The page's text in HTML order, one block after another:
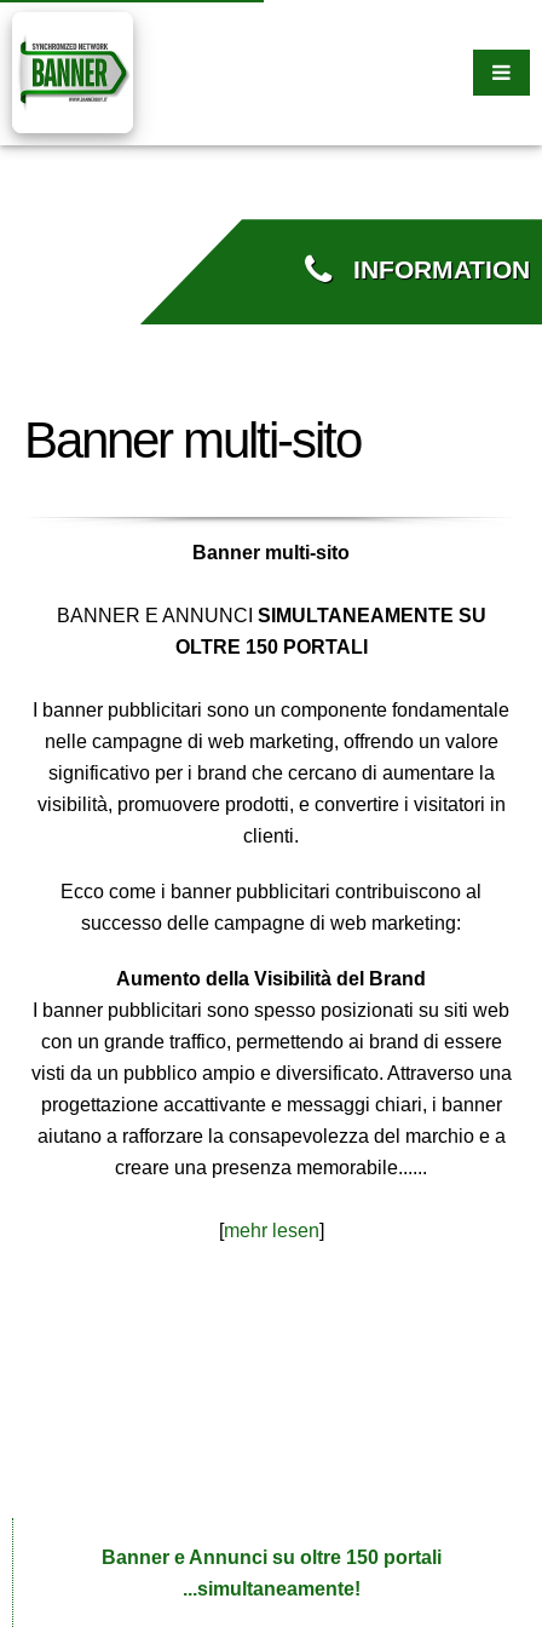
INFORMATION
Banner multi-sito
Banner multi-sito
BANNER E ANNUNCI SIMULTANEAMENTE SU
OLTRE 150 PORTALI
I banner pubblicitari sono un componente fondamentale
nelle campagne di web marketing, offrendo un valore
significativo per i brand che cercano di aumentare la
visibilità, promuovere prodotti, e convertire i visitatori in
clienti.
Ecco come i banner pubblicitari contribuiscono al
successo delle campagne di web marketing:
Aumento della Visibilità del Brand
I banner pubblicitari sono spesso posizionati su siti web
con un grande traffico, permettendo ai brand di essere
visti da un pubblico ampio e diversificato. Attraverso una
progettazione accattivante e messaggi chiari, i banner
aiutano a rafforzare la consapevolezza del marchio e a
creare una presenza memorabile......
[mehr lesen]
Banner e Annunci su oltre 150 portali
...simultaneamente!